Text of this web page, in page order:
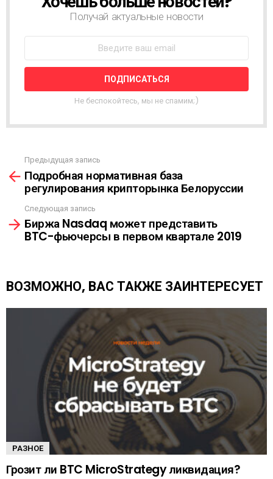
О
Т
Н
А
Ы
Л
К
А
Получай актуальные новости
Не беспокойтесь, мы не спамим;)
м
е
щ
Предыдущая запись
Подробная нормативная база
регулирования крипторынка Белоруссии
Следующая запись
Биржа Nasdaq может представить
BTC-фьючерсы в первом квартале 2019
ВОЗМОЖНО, ВАС ТАКЖЕ ЗАИНТЕРЕСУЕТ
РАЗНОЕ
Грозит ли BTC MicroStrategy ликвидация?